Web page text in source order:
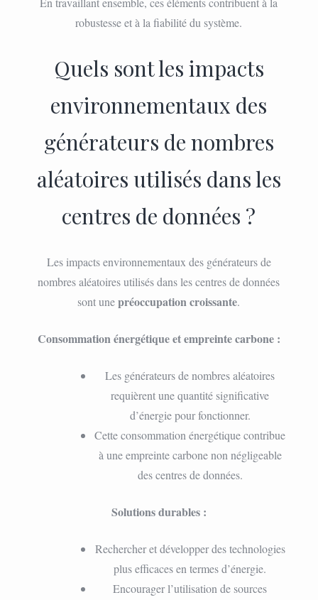
robustesse et à la fiabilité du système.
Quels sont les impacts
environnementaux des
générateurs de nombres
aléatoires utilisés dans les
centres de données ?
Les impacts environnementaux des générateurs de
nombres aléatoires utilisés dans les centres de données
sont unepréoccupation croissante.
Consommation énergétique et empreinte carbone :
Les générateurs de nombres aléatoires
requièrent une quantité significative
d’énergie pour fonctionner.
Cette consommation énergétique contribue
à une empreinte carbone non négligeable
des centres de données.
Solutions durables :
Rechercher et développer des technologies
plus efficaces en termes d’énergie.
Encourager l’utilisation de sources